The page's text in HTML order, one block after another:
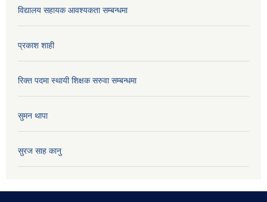
विद्यालय सहायक आवश्यकता सम्बन्धमा
प्रकाश शाही
रिक्त पदमा स्थायी शिक्षक सरुवा सम्बन्धमा
सुमन थापा
सुरज साह कानु